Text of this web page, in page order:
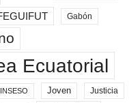
Gabón
Ecuatorial
INSESO Joven Justicia